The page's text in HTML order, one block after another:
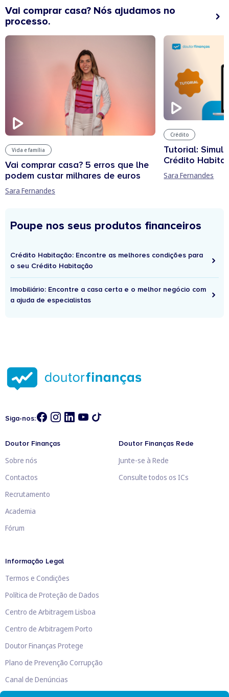
Vai comprar casa? Nós ajudamos no
processo.
Vida e família
Vai comprar casa? 5 erros que lhe
podem custar milhares de euros
Sara Fernandes
Crédito
Tutorial:
Crédito
Sara Fernandes
Poupe nos seus produtos financeiros
Crédito Habitação: Encontre as melhores condições para
o seu Crédito Habitação
Imobiliário: Encontre a casa certa e o melhor negócio com
a ajuda de especialistas
Siga-nos:
Doutor Finanças
Sobre nós
Contactos
Recrutamento
Academia
Fórum
Doutor Finanças Rede
Junte-se à Rede
Consulte todos os ICs
Informação Legal
Termos e Condições
Política de Proteção de Dados
Centro de Arbitragem Lisboa
Centro de Arbitragem Porto
Doutor Finanças Protege
Plano de Prevenção Corrupção
Canal de Denúncias